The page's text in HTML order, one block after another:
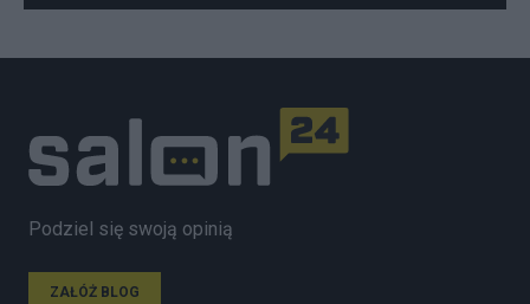
Podziel się swoją opinią
ZAŁÓŻ BLOG